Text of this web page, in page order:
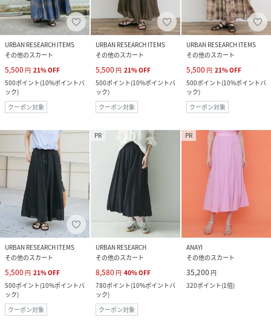
URBAN RESEARCH ITEMS
その他のスカート
5,500 円 21%OFF
500ポイント(10%ポイントバ
ック)
クーポン対象
URBAN RESEARCH ITEMS
その他のスカート
5,500 円 21%OFF
500ポイント(10%ポイントバ
ック)
クーポン対象
URBAN RESEARCH ITEMS
その他のスカート
5,500 円 21%OFF
500ポイント(10%ポイントバ
ック)
クーポン対象
URBAN RESEARCH ITEMS
その他のスカート
5,500 円 21%OFF
500ポイント(10%ポイントバ
ック)
クーポン対象
PR
URBAN RESEARCH
その他のスカート
8,580 円 40%OFF
780ポイント(10%ポイントバ
ック)
クーポン対象
PR
ANAYI
その他のスカート
35,200 円
320ポイント(1倍)